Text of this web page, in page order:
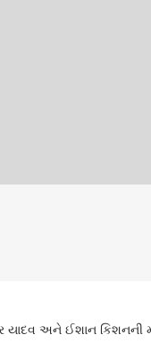
યાદવ અને ઈશાન કિશનની